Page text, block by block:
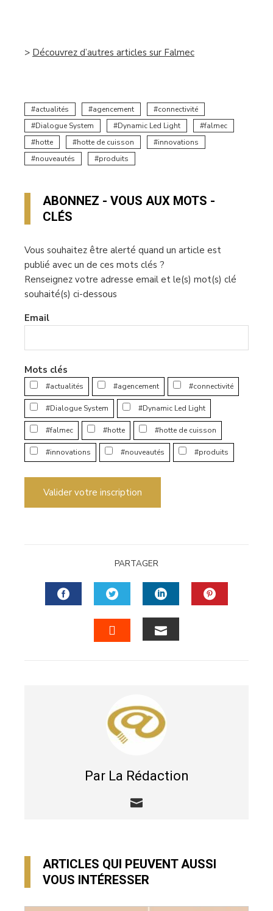
> Découvrez d’autres articles sur Falmec
actualités agencement
connectivité
Dialogue System
Dynamic Led Light
falmec
hotte
hotte de cuisson
innovations
nouveautés
produits
ABONNEZ - VOUS AUX MOTS -
CLÉS
Vous souhaitez être alerté quand un article est
publié avec un de ces mots clés ?
Renseignez votre adresse email et le(s) mot(s) clé
souhaité(s) ci-dessous
Email
Mots clés
#actualités #agencement #connectivité
#Dialogue System #Dynamic Led Light
#falmec #hotte #hotte de cuisson
#innovations #nouveautés #produits
Valider votre inscription
PARTAGER
FACEBOOKTWITTERLINKEDIN
Par La Rédaction
ARTICLES QUI PEUVENT AUSSI
VOUS INTÉRESSER